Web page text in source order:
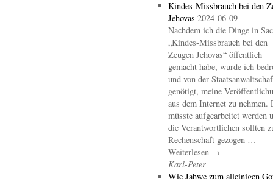
Kindes-Missbrauch bei den
Jehovas 2024-06-09
Nachdem ich die Dinge in
„Kindes-Missbrauch bei den
Zeugen Jehovas“ öffentlich
gemacht habe, wurde ich
und von der
genötigt, meine
aus dem Internet zu nehmen.
müsste aufgearbeitet werden
die Verantwortlichen sollten
Rechenschaft gezogen …
Weiterlesen →
Karl-Peter
Wie Jahwe zum alleinigen